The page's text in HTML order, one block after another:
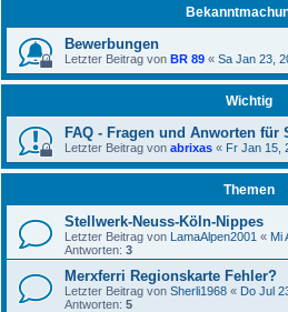
Bewerbungen
Letzter Beitrag von BR 89 « Sa Jan 23,
Wichtig
FAQ - Fragen und Anworten für
Letzter Beitrag von abrixas « Fr Jan 15,
Themen
Stellwerk-Neuss-Köln-Nippes
Letzter Beitrag von LamaAlpen2001 « Mi
Antworten: 3
Merxferri Regionskarte Fehler?
Letzter Beitrag von Sherli1968 « Do Jul
Antworten: 5